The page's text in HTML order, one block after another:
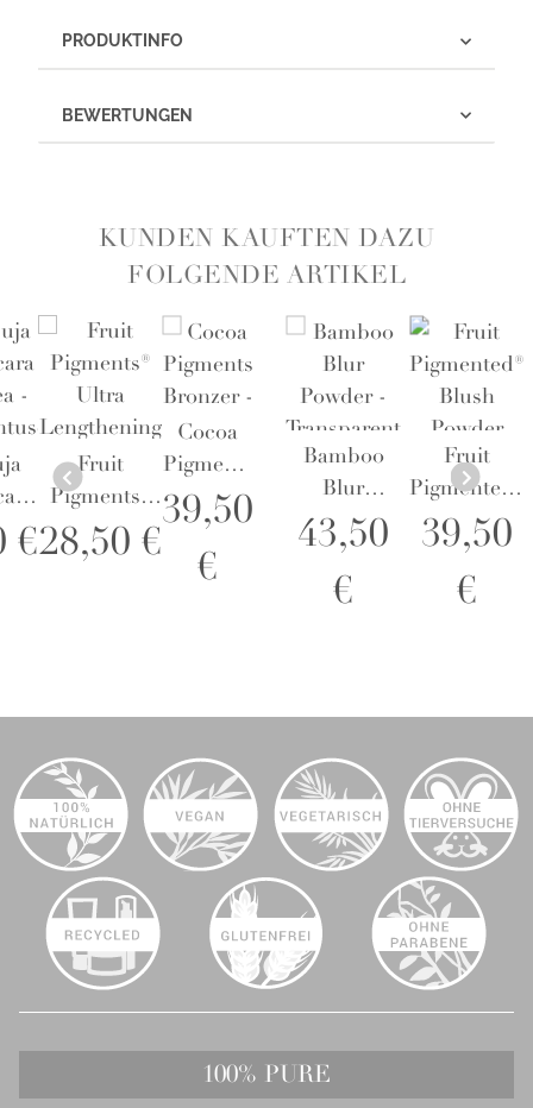
PRODUKTINFO
BEWERTUNGEN
KUNDEN KAUFTEN DAZU
FOLGENDE ARTIKEL
-
€
Fruit
Pigments®
Ultra
Lengthening
28,50 €
Cocoa
Pigments
Bronzer -
Cocoa
Kissed
39,50
€
Bamboo
Blur
Powder -
Transparent
43,50
€
Fruit
Pigmented®
Blush
Powder
Chiffon -
39,50
€
100% PURE